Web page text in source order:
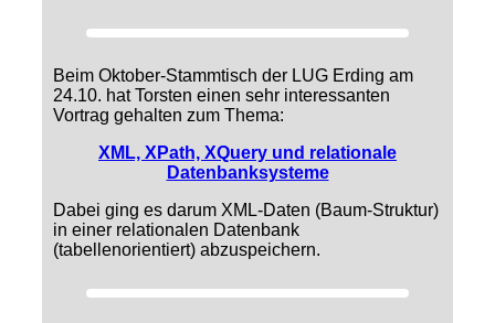
Beim Oktober-Stammtisch der LUG Erding am
24.10. hat Torsten einen sehr interessanten
Vortrag gehalten zum Thema:
XML, XPath, XQuery und relationale
Datenbanksysteme
Dabei ging es darum XML-Daten (Baum-Struktur)
in einer relationalen Datenbank
(tabellenorientiert) abzuspeichern.